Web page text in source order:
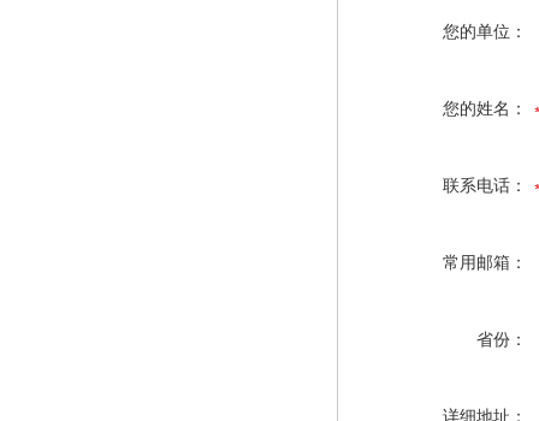
您的单位：
您的姓名：
联系电话：
常用邮箱：
省份：
详细地址：